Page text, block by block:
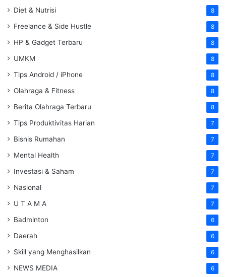
Diet & Nutrisi 8
Freelance & Side Hustle 8
HP & Gadget Terbaru 8
UMKM 8
Tips Android / iPhone 8
Olahraga & Fitness 8
Berita Olahraga Terbaru 8
Tips Produktivitas Harian 7
Bisnis Rumahan 7
Mental Health 7
Investasi & Saham 7
Nasional 7
U T A M A 7
Badminton 6
Daerah 6
Skill yang Menghasilkan 6
NEWS MEDIA 6